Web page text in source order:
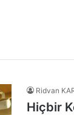
Ridvan
Hiçbir